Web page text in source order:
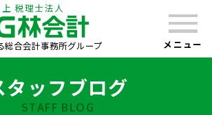
税理士法人
総合会計事務所グループ メニュー
タッフブログ
STAFF BLOG